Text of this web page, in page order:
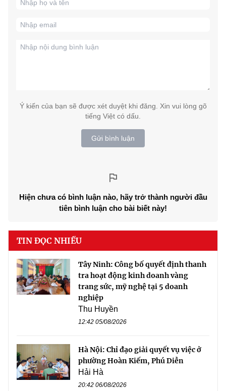
Ý kiến của bạn sẽ được xét duyệt khi đăng. Xin vui lòng gõ
tiếng Việt có dấu.
Gửi bình luận
Hiện chưa có bình luận nào, hãy trở thành người đầu
tiên bình luận cho bài biết này!
TIN ĐỌC NHIỀU
Tây Ninh: Công bố quyết định thanh
tra hoạt động kinh doanh vàng
trang sức, mỹ nghệ tại 5 doanh
nghiệp
Thu Huyền
12:42 05/08/2026
Hà Nội: Chỉ đạo giải quyết vụ việc ở
phường Hoàn Kiếm, Phú Diễn
Hải Hà
20:42 06/08/2026